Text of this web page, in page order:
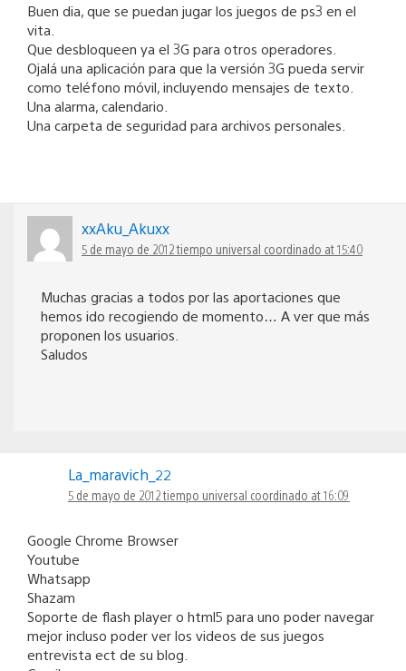
Buen dia, que se puedan jugar los juegos de ps3 en el
vita.
Que desbloqueen ya el 3G para otros operadores.
Ojalá una aplicación para que la versión 3G pueda servir
como teléfono móvil, incluyendo mensajes de texto.
Una alarma, calendario.
Una carpeta de seguridad para archivos personales.
xxAku_Akuxx
5 de mayo de 2012 tiempo universal coordinado at 15:40
Muchas gracias a todos por las aportaciones que
hemos ido recogiendo de momento… A ver que más
proponen los usuarios.
Saludos
La_maravich_22
5 de mayo de 2012 tiempo universal coordinado at 16:09
Google Chrome Browser
Youtube
Whatsapp
Shazam
Soporte de flash player o html5 para uno poder navegar
mejor incluso poder ver los videos de sus juegos
entrevista ect de su blog.